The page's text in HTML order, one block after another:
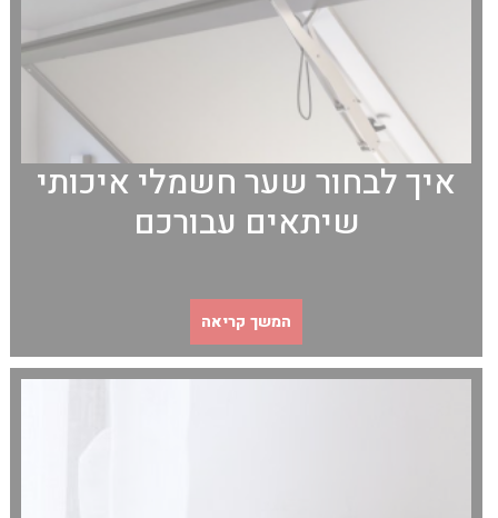
איך לבחור שער חשמלי איכותי
שיתאים עבורכם
המשך קריאה